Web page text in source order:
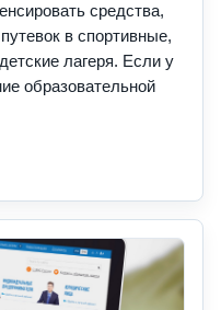
средства,
в спортивные,
лагеря. Если у
образовательной